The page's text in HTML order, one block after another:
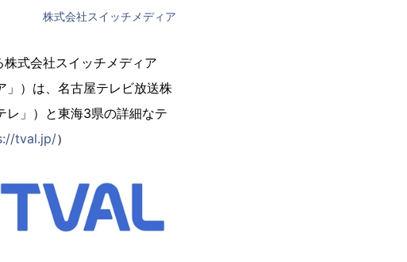
株式会社スイッチメディア
式会社スイッチメディア
」）は、名古屋テレビ放送株
レ」）と東海3県の詳細なテ
tval.jp/）